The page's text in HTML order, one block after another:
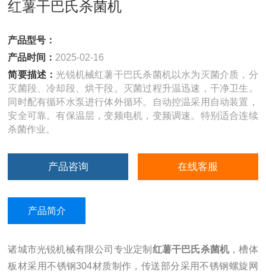
红薯干巴氏杀菌机
产品型号：
产品时间： 2025-02-16
简要描述： 光锐机械红薯干巴氏杀菌机以水为灭菌介质，分
灭菌段、冷却段、烘干段。灭菌过程升温迅速，干净卫生。
同时配有循环水泵进行体外循环。自动控温采用自动装置，
安全可靠。有保温层，变频电机，变频调速。特别适合连续
杀菌作业。
产品咨询 在线客服
产品简介
诸城市光锐机械有限公司专业定制 红薯干巴氏杀菌机 ，槽体
板材采用不锈钢304材质制作，传送部分采用不锈钢螺旋网